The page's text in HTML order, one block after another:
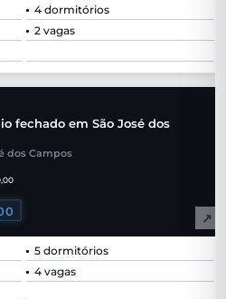
4 dormitórios
2 vagas
fechado em São José dos
dos Campos
↗
5 dormitórios
4 vagas